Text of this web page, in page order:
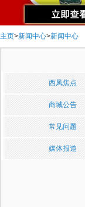
主页>新闻中心>新闻中心
西凤焦点
商城公告
常见问题
媒体报道